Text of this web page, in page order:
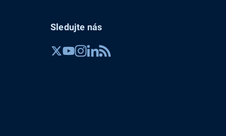
Sledujte nás